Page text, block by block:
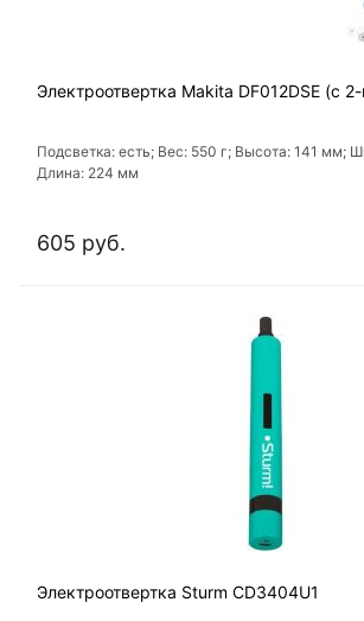
Электроотвертка Makita DF012DSE (с
Подсветка: есть; Вес: 550 г; Высота: 141 мм;
Длина: 224 мм
605 руб.
Электроотвертка Sturm CD3404U1